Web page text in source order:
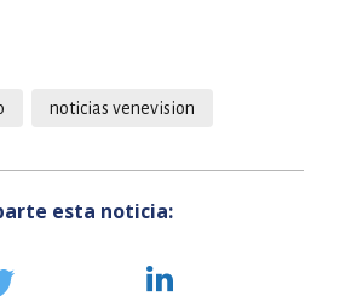
noticias venevision
esta noticia: